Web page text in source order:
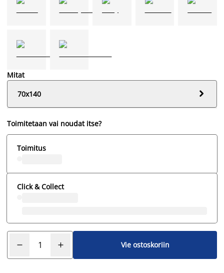
Mitat
70x140

Toimitetaan vai noudat itse?
Toimitus
Click & Collect
Vie ostoskoriin